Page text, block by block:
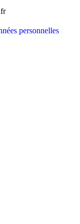
personnelles